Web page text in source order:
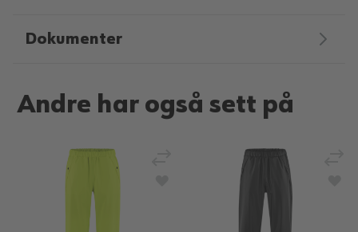
Dokumenter
Andre har også sett på
Legg til sammenligning
Legg til i ønskeliste